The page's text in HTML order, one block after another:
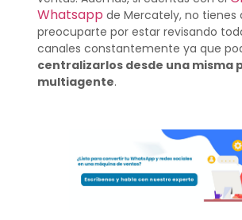
Whatsapp de Mercately, no tienes
preocuparte por estar revisando
canales constantemente ya que
centralizarlos desde una misma
multiagente.